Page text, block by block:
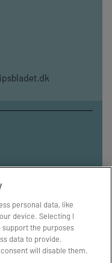
personal data, like
device. Selecting I
the purposes
data to provide.
will disable them.